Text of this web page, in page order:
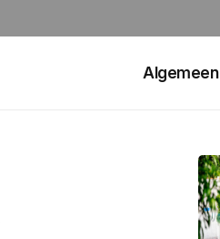
Algemeen